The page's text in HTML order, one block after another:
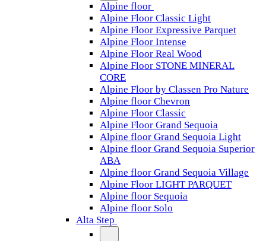
Alpine floor
Alpine Floor Classic Light
Alpine Floor Expressive Parquet
Alpine Floor Intense
Alpine Floor Real Wood
Alpine Floor STONE MINERAL
CORE
Alpine Floor by Classen Pro Nature
Alpine floor Chevron
Alpine Floor Classic
Alpine Floor Grand Sequoia
Alpine floor Grand Sequoia Light
Alpine floor Grand Sequoia Superior
ABA
Alpine floor Grand Sequoia Village
Alpine Floor LIGHT PARQUET
Alpine floor Sequoia
Alpine floor Solo
Alta Step